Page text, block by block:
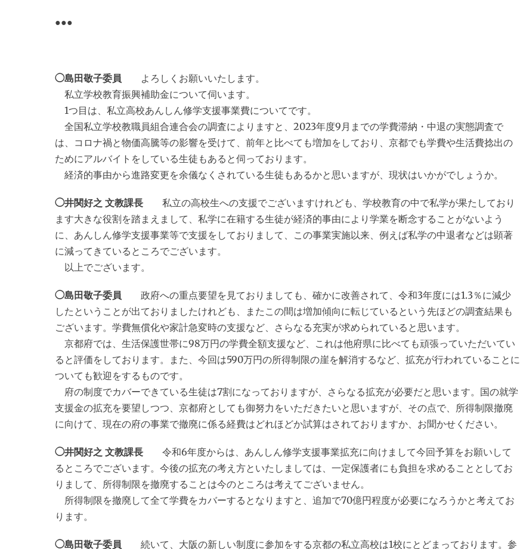
●●●
◯島田敬子委員 よろしくお願いいたします。
私立学校教育振興補助金について伺います。
1つ目は、私立高校あんしん修学支援事業費についてです。
全国私立学校教職員組合連合会の調査によりますと、2023年度9月までの学費滞納・中退の実態調査で
は、コロナ禍と物価高騰等の影響を受けて、前年と比べても増加をしており、京都でも学費や生活費捻出の
ためにアルバイトをしている生徒もあると伺っております。
経済的事由から進路変更を余儀なくされている生徒もあるかと思いますが、現状はいかがでしょうか。
◯井関好之 文教課長 私立の高校生への支援でございますけれども、学校教育の中で私学が果たしており
ます大きな役割を踏まえまして、私学に在籍する生徒が経済的事由により学業を断念することがないよう
に、あんしん修学支援事業等で支援をしておりまして、この事業実施以来、例えば私学の中退者などは顕著
に減ってきているところでございます。
以上でございます。
◯島田敬子委員 政府への重点要望を見ておりましても、確かに改善されて、令和3年度には1.3％に減少
したということが出ておりましたけれども、またこの間は増加傾向に転じているという先ほどの調査結果も
ございます。学費無償化や家計急変時の支援など、さらなる充実が求められていると思います。
京都府では、生活保護世帯に98万円の学費全額支援など、これは他府県に比べても頑張っていただいてい
ると評価をしております。また、今回は590万円の所得制限の崖を解消するなど、拡充が行われていることに
ついても歓迎をするものです。
府の制度でカバーできている生徒は7割になっておりますが、さらなる拡充が必要だと思います。国の就学
支援金の拡充を要望しつつ、京都府としても御努力をいただきたいと思いますが、その点で、所得制限撤廃
に向けて、現在の府の事業で撤廃に係る経費はどれほどか試算はされておりますか、お聞かせください。
◯井関好之 文教課長 令和6年度からは、あんしん修学支援事業拡充に向けまして今回予算をお願いして
るところでございます。今後の拡充の考え方といたしましては、一定保護者にも負担を求めることとしてお
りまして、所得制限を撤廃することは今のところは考えてございません。
所得制限を撤廃して全て学費をカバーするとなりますと、追加で70億円程度が必要になろうかと考えてお
ります。
◯島田敬子委員 続いて、大阪の新しい制度に参加をする京都の私立高校は1校にとどまっております。参